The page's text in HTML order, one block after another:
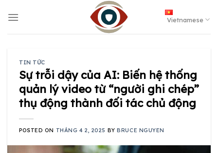
Vietnamese
TIN TỨC
Sự trỗi dậy của AI: Biến hệ thống
quản lý video từ “người ghi chép”
thụ động thành đối tác chủ động
POSTED ON THÁNG 4 2, 2025 BYBRUCE NGUYEN